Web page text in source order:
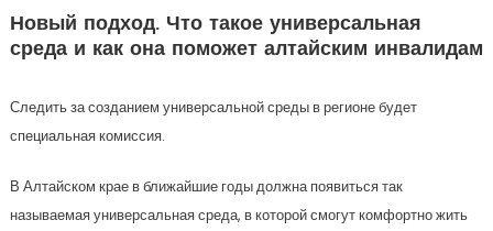
Новый подход. Что такое универсальная
среда и как она поможет алтайским инвалидам
Следить за созданием универсальной среды в регионе будет
специальная комиссия.
В Алтайском крае в ближайшие годы должна появиться так
называемая универсальная среда, в которой смогут комфортно жить